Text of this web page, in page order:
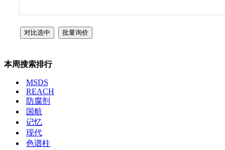
本周搜索排行
MSDS
REACH
防腐剂
国航
记忆
现代
色谱柱